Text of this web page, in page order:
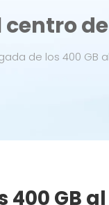
centro
de los 400 GB
GB